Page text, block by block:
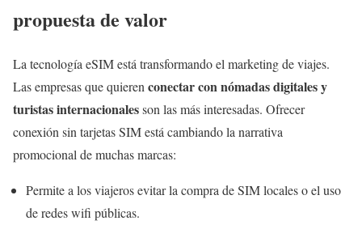
propuesta de valor
La tecnología eSIM está transformando el marketing de viajes.
Las empresas que quieren conectar con nómadas digitales y
turistas internacionalesson las más interesadas. Ofrecer
conexión sin tarjetas SIM está cambiando la narrativa
promocional de muchas marcas:
Permite a los viajeros evitar la compra de SIM locales o el uso
de redes wifi públicas.